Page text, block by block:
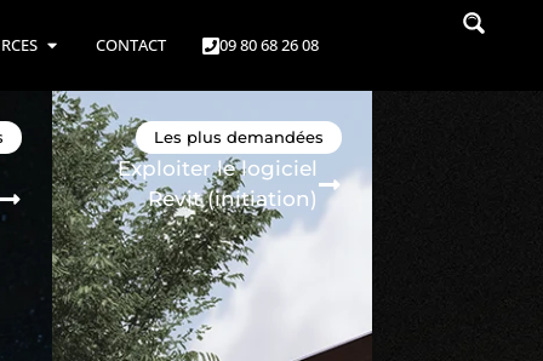
CONTACT 09 80 68 26 08
Les plus demandées
Exploiter le logiciel
Revit (initiation)